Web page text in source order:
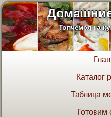
Топчемся на
Каталог
Таблица
Готовим